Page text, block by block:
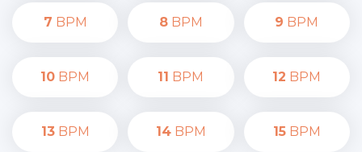
7 BPM 8BPM 9 BPM
10 BPM 11 BPM 12 BPM
13BPM 14BPM 15BPM